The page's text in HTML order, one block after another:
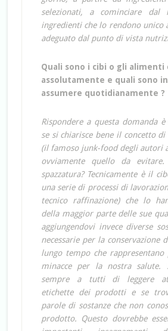
selezionati, a cominciare dal
ingredienti che lo rendono unico
adeguato dal punto di vista
Quali sono i cibi o gli alimenti
assolutamente e quali sono
assumere quotidianamente ?
Rispondere a questa domanda
se si chiarisce bene il concetto di
(il famoso junk-food degli autori
ovviamente quello da
spazzatura? Tecnicamente è il
una serie di processi di
tecnico raffinazione) che lo
della maggior parte delle sue
aggiungendovi invece diverse
necessarie per la conservazione
lungo tempo che
minacce per la nostra salute.
sempre a tutti di leggere
etichette dei prodotti e se
parole di sostanze che non
prodotto. Questo dovrebbe